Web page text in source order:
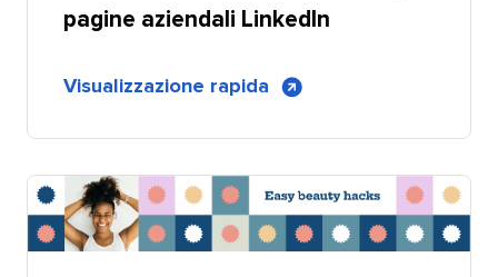
pagine aziendali LinkedIn​​
Visualizzazione rapida
di
per
pagine
aziendali
LinkedIn